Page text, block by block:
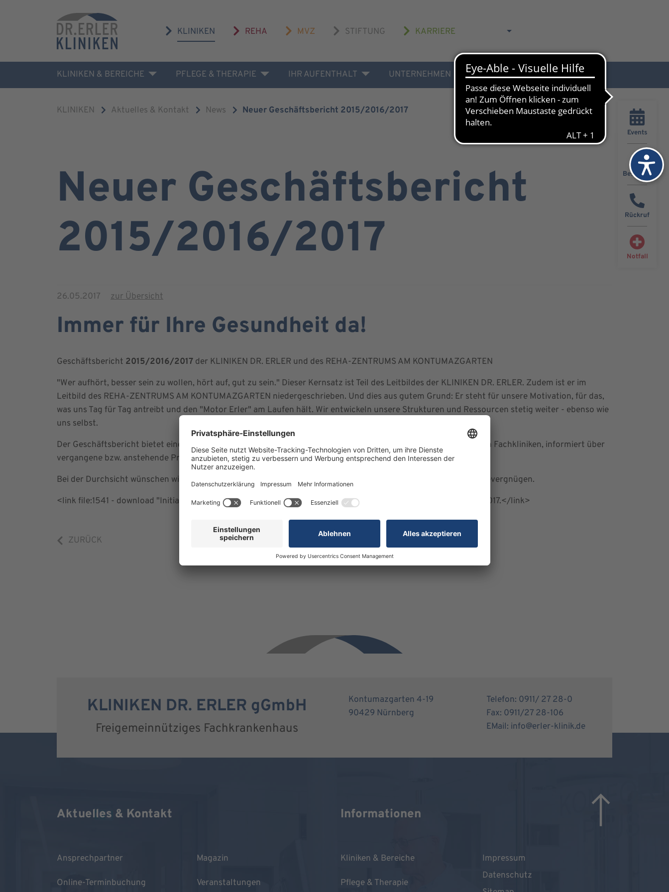
KLINIKEN REHA MVZ STIFTUNG KARRIERE
KLINIKEN & BEREICHE PFLEGE & THERAPIE IHR AUFENTHALT UNTERNEHMEN AKTUELLES & KONTAKT
Events
Besucher
Rückruf
Notfall
KLINIKEN Aktuelles & Kontakt News Neuer Geschäftsbericht 2015/2016/2017
Neuer Geschäftsbericht
2015/2016/2017
26.05.2017 zur Übersicht
Immer für Ihre Gesundheit da!
Geschäftsbericht 2015/2016/2017 der KLINIKEN DR. ERLER und des REHA-ZENTRUMS AM KONTUMAZGARTEN
"Wer aufhört, besser sein zu wollen, hört auf, gut zu sein." Dieser Kernsatz ist Teil des Leitbildes der KLINIKEN DR. ERLER. Zudem ist er im
Leitbild des REHA-ZENTRUMS AM KONTUMAZGARTEN niedergeschrieben. Und dies aus gutem Grund: Er steht für unsere Motivation, für das,
was uns Tag für Tag antreibt und den "Motor Erler" am Laufen hält. Wir entwickeln unsere Strukturen und Ressourcen stetig weiter - ebenso wie
uns selbst.
Der Geschäftsbericht bietet einen Einblick in die Struktur- und Leistungsdaten, enthält Zahlen unserer einzelnen Fachkliniken, informiert über
vergangene bzw. anstehende Projekte und zeigt das gesamte Leistungsangebot unseres Hauses auf.
Bei der Durchsicht wünschen wir Ihnen viel Freude sowie die richtige Mischung aus Informationsgewinn und Lesevergnügen.
<link file:1541 - download "Initiates file download">Hier gelangen Sie direkt zum Geschäftsbericht 2015/2016/2017.</link>
ZURÜCK
KLINIKEN DR. ERLER gGmbH
Freigemeinnütziges Fachkrankenhaus
Kontumazgarten 4-19
90429 Nürnberg
Telefon: 0911/ 27 28-0
Fax: 0911/27 28-106
EMail: info@erler-klinik.de
Aktuelles & Kontakt
Ansprechpartner
Online-Terminbuchung
Magazin
Veranstaltungen
Informationen
Kliniken & Bereiche
Pflege & Therapie
Impressum
Datenschutz